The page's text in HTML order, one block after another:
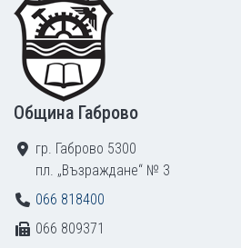
Община Габрово
гр. Габрово 5300
пл. „Възраждане“ № 3
066 818400
066 809371